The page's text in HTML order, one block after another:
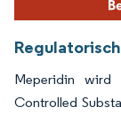
Meperidin wird
Controlled